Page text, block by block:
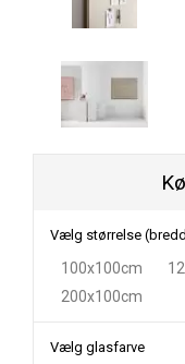
Vælg størrelse
100x100cm
200x100cm
Vælg glasfarve